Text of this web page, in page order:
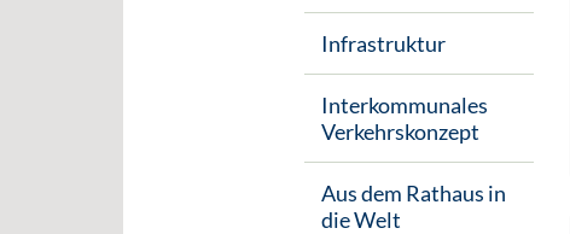
Infrastruktur
Interkommunales
Verkehrskonzept
Aus dem Rathaus in
die Welt